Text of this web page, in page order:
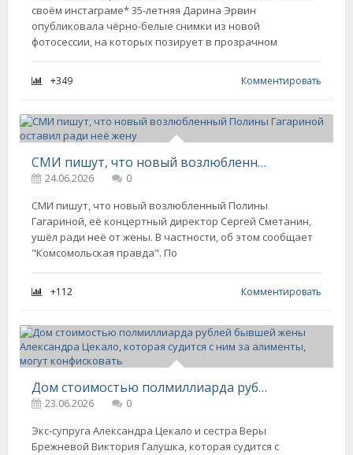
своём инстаграме* 35-летняя Дарина Эрвин
опубликовала чёрно-белые снимки из новой
фотосессии, на которых позирует в прозрачном
+349 Комментировать
СМИ пишут, что новый возлюбленный Полины Гагариной оставил ради неё жену
24.06.2026
0
СМИ пишут, что новый возлюбленный Полины
Гагариной, её концертный директор Сергей Сметанин,
ушёл ради неё от жены. В частности, об этом сообщает
"Комсомольская правда". По
+112 Комментировать
Дом стоимостью полмиллиарда рублей бывшей жены Александра Цекало, которая судится с ним за алименты, могут конфисковать
23.06.2026
0
Экс-супруга Александра Цекало и сестра Веры
Брежневой Виктория Галушка, которая судится с